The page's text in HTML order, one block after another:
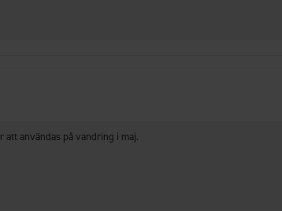
att användas på vandring i maj.